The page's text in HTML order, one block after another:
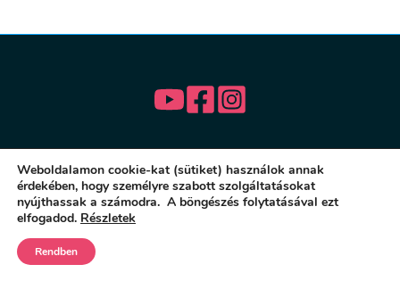
© 2026 Menedék Önmagadhoz Akadémia |ÁSZF|Adatvédelem
Weboldalamon cookie-kat (sütiket) használok annak
érdekében, hogy személyre szabott szolgáltatásokat
nyújthassak a számodra. A böngészés folytatásával ezt
elfogadod. Részletek
Rendben